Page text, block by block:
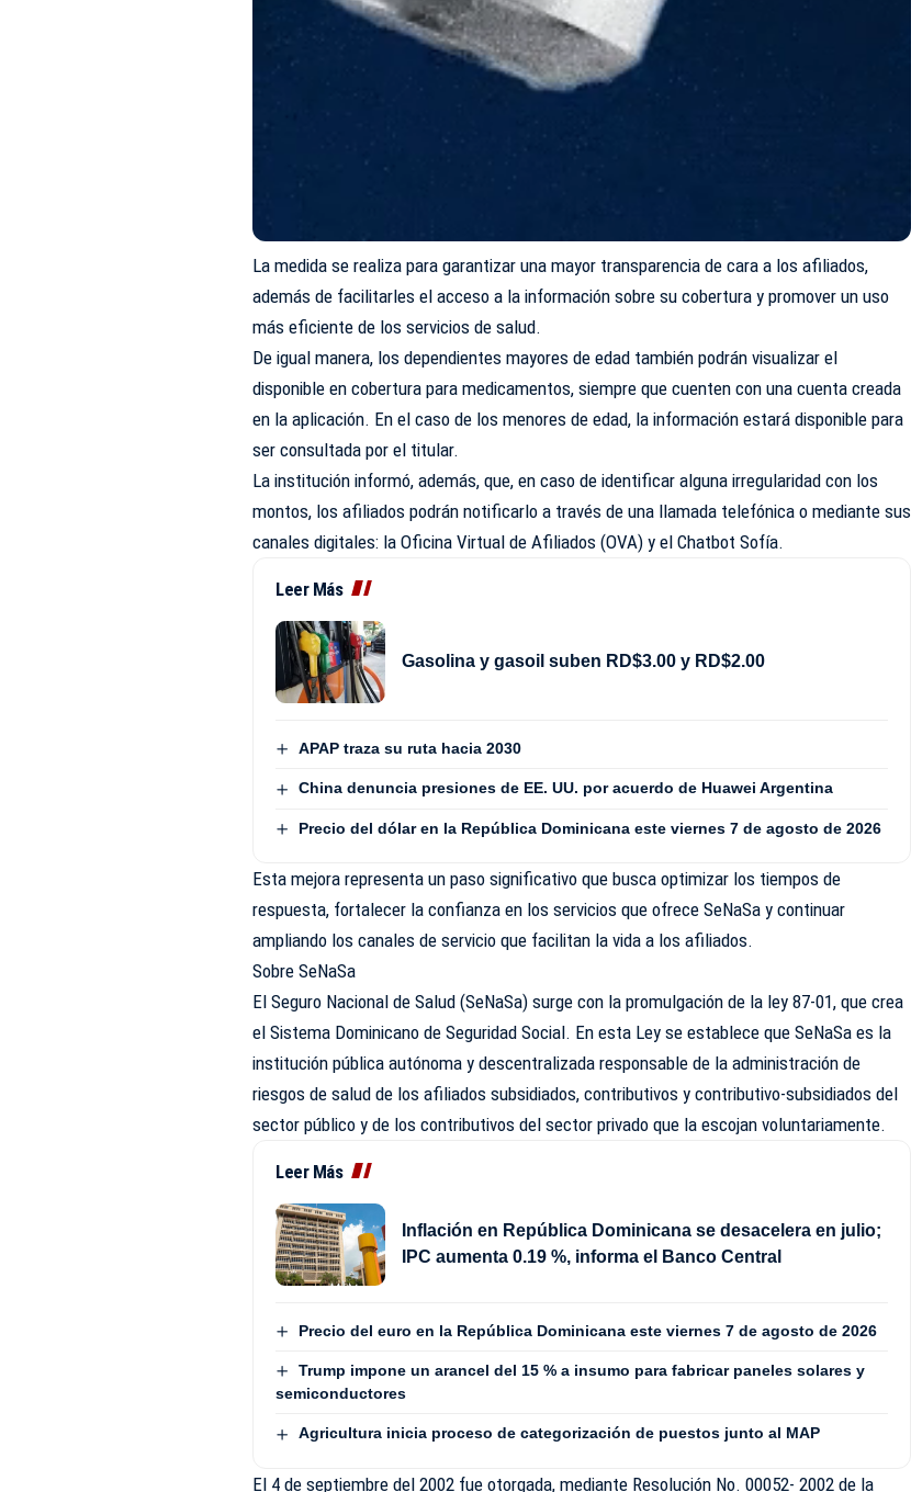
La medida se realiza para garantizar una mayor transparencia de cara a los afiliados,
además de facilitarles el acceso a la información sobre su cobertura y promover un uso
más eficiente de los servicios de salud.
De igual manera, los dependientes mayores de edad también podrán visualizar el
disponible en cobertura para medicamentos, siempre que cuenten con una cuenta creada
en la aplicación. En el caso de los menores de edad, la información estará disponible para
ser consultada por el titular.
La institución informó, además, que, en caso de identificar alguna irregularidad con los
montos, los afiliados podrán notificarlo a través de una llamada telefónica o mediante sus
canales digitales: la Oficina Virtual de Afiliados (OVA) y el Chatbot Sofía.
Leer Más
Gasolina y gasoil suben RD$3.00 y RD$2.00
APAP traza su ruta hacia 2030
China denuncia presiones de EE. UU. por acuerdo de Huawei Argentina
Precio del dólar en la República Dominicana este viernes 7 de agosto de 2026
Esta mejora representa un paso significativo que busca optimizar los tiempos de
respuesta, fortalecer la confianza en los servicios que ofrece SeNaSa y continuar
ampliando los canales de servicio que facilitan la vida a los afiliados.
Sobre SeNaSa
El Seguro Nacional de Salud (SeNaSa) surge con la promulgación de la ley 87-01, que crea
el Sistema Dominicano de Seguridad Social. En esta Ley se establece que SeNaSa es la
institución pública autónoma y descentralizada responsable de la administración de
riesgos de salud de los afiliados subsidiados, contributivos y contributivo-subsidiados del
sector público y de los contributivos del sector privado que la escojan voluntariamente.
Leer Más
Inflación en República Dominicana se desacelera en julio;
IPC aumenta 0.19 %, informa el Banco Central
Precio del euro en la República Dominicana este viernes 7 de agosto de 2026
Trump impone un arancel del 15 % a insumo para fabricar paneles solares y
semiconductores
Agricultura inicia proceso de categorización de puestos junto al MAP
El 4 de septiembre del 2002 fue otorgada, mediante Resolución No. 00052- 2002 de la